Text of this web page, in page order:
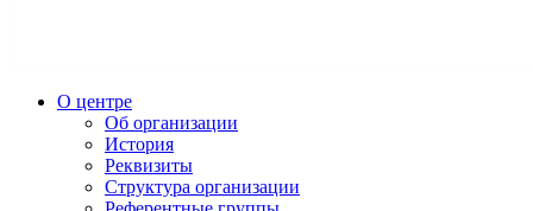
О центре
Об организации
История
Реквизиты
Структура организации